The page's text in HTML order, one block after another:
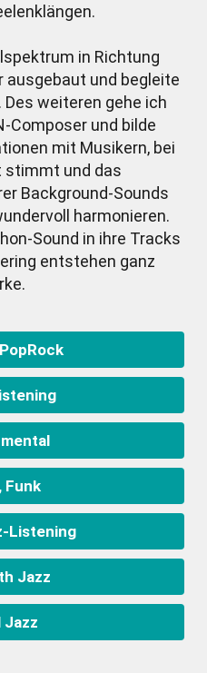
in Richtung
ausgebaut und begleite
weiteren gehe ich
Composer und bilde
mit Musikern, bei
stimmt und das
Background-Sounds
harmonieren.
Sound in ihre Tracks
entstehen ganz
Funk
Listening
Jazz
Jazz